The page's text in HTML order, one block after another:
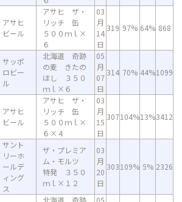
アサヒ
ビール
アサヒ ザ・
リッチ 缶
５００ｍｌ×
６
03
月
14
日
319 97% 64% 868
サッポ
ロビー
ル
北海道 奇跡
の麦 きたの
ほし ３５０
ｍｌ×６
05
月
07
日
314 70% 44%1099
アサヒ
ビール
アサヒ ザ・
リッチ 缶
５００ｍｌ×
６×４
03
月
15
日
307104%13%3412
サント
リーホ
ールデ
ィング
ス
ザ・プレミア
ム・モルツ
特発 ３５０
ｍｌ×１２
03
月
20
日
303109% 5% 2326
北海道 奇跡
05